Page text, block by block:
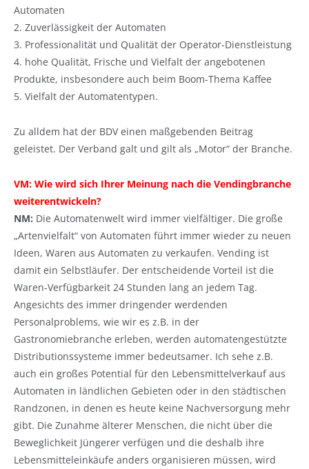
Automaten
2. Zuverlässigkeit der Automaten
3. Professionalität und Qualität der Operator-Dienstleistung
4. hohe Qualität, Frische und Vielfalt der angebotenen
Produkte, insbesondere auch beim Boom-Thema Kaffee
5. Vielfalt der Automatentypen.
Zu alldem hat der BDV einen maßgebenden Beitrag
geleistet. Der Verband galt und gilt als „Motor“ der Branche.
VM: Wie wird sich Ihrer Meinung nach die Vendingbranche
weiterentwickeln?
NM: Die Automatenwelt wird immer vielfältiger. Die große
„Artenvielfalt“ von Automaten führt immer wieder zu neuen
Ideen, Waren aus Automaten zu verkaufen. Vending ist
damit ein Selbstläufer. Der entscheidende Vorteil ist die
Waren-Verfügbarkeit 24 Stunden lang an jedem Tag.
Angesichts des immer dringender werdenden
Personalproblems, wie wir es z.B. in der
Gastronomiebranche erleben, werden automatengestützte
Distributionssysteme immer bedeutsamer. Ich sehe z.B.
auch ein großes Potential für den Lebensmittelverkauf aus
Automaten in ländlichen Gebieten oder in den städtischen
Randzonen, in denen es heute keine Nachversorgung mehr
gibt. Die Zunahme älterer Menschen, die nicht über die
Beweglichkeit Jüngerer verfügen und die deshalb ihre
Lebensmitteleinkäufe anders organisieren müssen, wird